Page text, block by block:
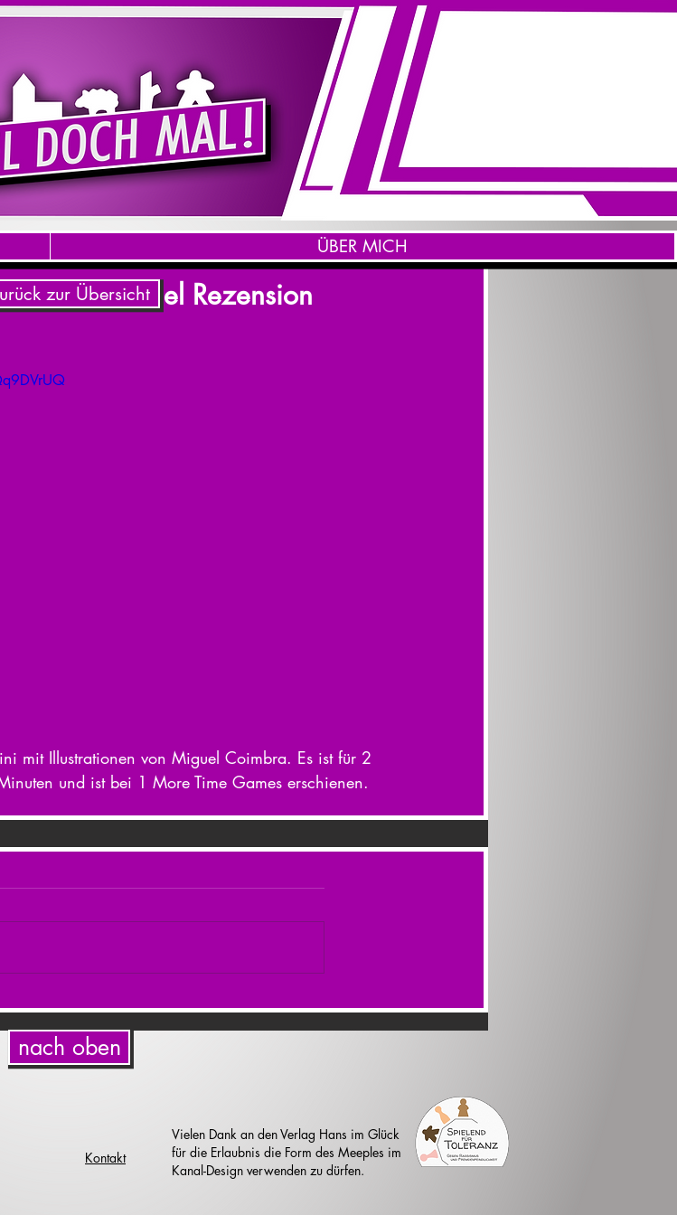
- Brettspiel Rezension
mit Illustrationen von Miguel Coimbra. Es ist für 2
und ist bei 1 More Time Games erschienen.
zur Übersicht
ÜBER MICH
nach oben
Kontakt
Vielen Dank an den Verlag Hans im Glück
für die Erlaubnis die Form des Meeples im
Kanal-Design verwenden zu dürfen.